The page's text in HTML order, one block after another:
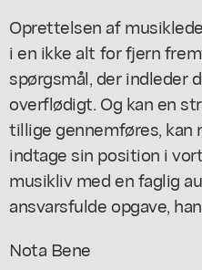
Oprettelsen af
i en ikke alt for fjern
spørgsmål, der indleder
overflødigt. Og kan en
tillige gennemføres, kan
indtage sin position i vort
musikliv med en faglig
ansvarsfulde opgave,
Nota Bene